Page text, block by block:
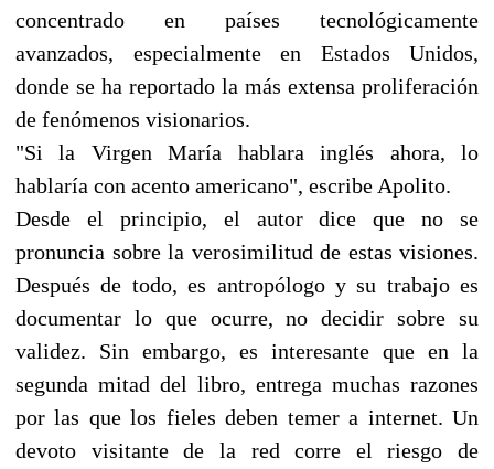
concentrado en países tecnológicamente
avanzados, especialmente en Estados Unidos,
donde se ha reportado la más extensa proliferación
de fenómenos visionarios.
"Si la Virgen María hablara inglés ahora, lo
hablaría con acento americano", escribe Apolito.
Desde el principio, el autor dice que no se
pronuncia sobre la verosimilitud de estas visiones.
Después de todo, es antropólogo y su trabajo es
documentar lo que ocurre, no decidir sobre su
validez. Sin embargo, es interesante que en la
segunda mitad del libro, entrega muchas razones
por las que los fieles deben temer a internet. Un
devoto visitante de la red corre el riesgo de